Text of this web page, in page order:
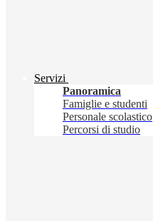
Servizi
Panoramica
Famiglie e studenti
Personale scolastico
Percorsi di studio